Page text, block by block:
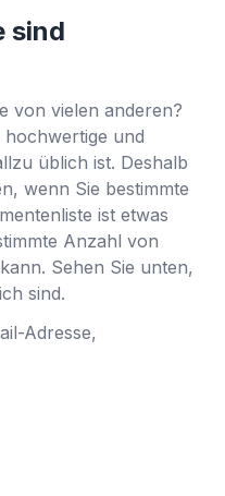
sind
von vielen anderen?
und
üblich ist. Deshalb
wenn Sie bestimmte
ist etwas
Anzahl von
Sehen Sie unten,
sind.
Adresse,